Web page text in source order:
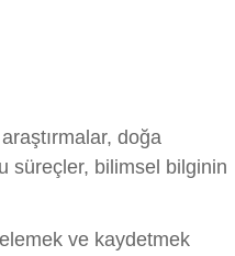
doğa
süreçler, bilimsel bilginin
ve kaydetmek